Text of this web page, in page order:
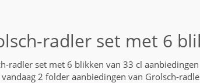
radler set met 6
radler set met 6 blikken van 33 cl
vandaag 2 folder aanbiedingen van Grolsch-